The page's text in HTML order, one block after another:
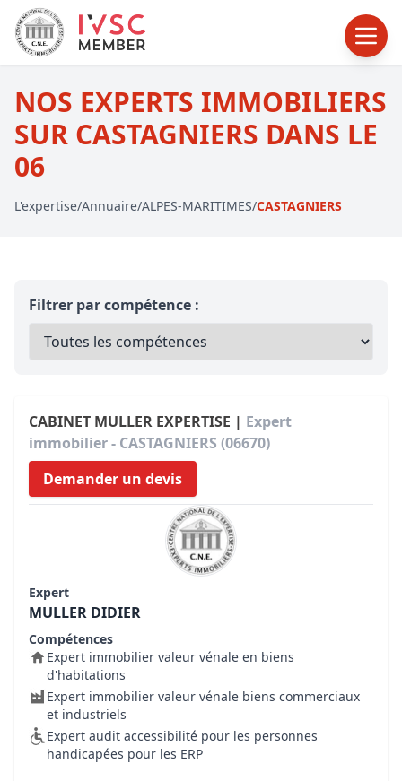
NOS EXPERTS IMMOBILIERS
SUR CASTAGNIERS DANS LE
06
L'expertise/Annuaire/ALPES-MARITIMES/CASTAGNIERS
Filtrer par compétence :
CABINET MULLER EXPERTISE | Expert
immobilier - CASTAGNIERS (06670)
Demander un devis
Expert
MULLER DIDIER
Compétences
Expert immobilier valeur vénale en biens
d'habitations
Expert immobilier valeur vénale biens commerciaux
et industriels
Expert audit accessibilité pour les personnes
handicapées pour les ERP